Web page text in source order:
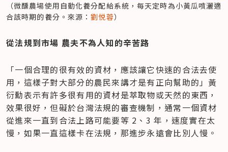
（微醺農場使用自動化養分配給系統，每天定時為小黃瓜噴灑適
合該時期的養分。來源：劉悦蓉）
從法規到市場 農夫不為人知的辛苦路
「一個合理的很有效的資材，應該讓它快速的合法去使
用，這樣子對大部分的農民來講才是有正向幫助的」黃
衍勳表示有許多很有用的資材是萃取物或天然的東西，
效果很好，但礙於台灣法規的審查機制，通常一個資材
從進來一直到合法上路可能要等 2、3 年，速度實在太
慢，如果一直這樣卡在法規，那進步永遠會比別人慢。